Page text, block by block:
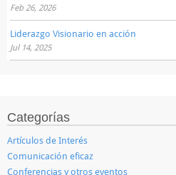
Feb 26, 2026
Liderazgo Visionario en acción
Jul 14, 2025
Categorías
Artículos de Interés
Comunicación eficaz
Conferencias y otros eventos